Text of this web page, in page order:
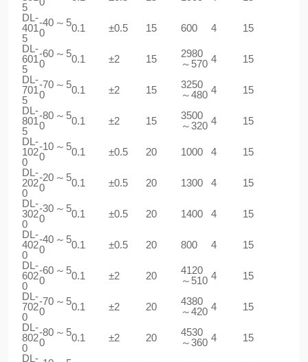
5
DL-
401
5
-40～5
0
0.1 ±0.5 15 600 4
15
DL-
601
5
-60～5
0
0.1 ±2 15
2980
～570 4
15
DL-
701
5
-70～5
0
0.1 ±2 15
3250
～480 4
15
DL-
801
5
-80～5
0
0.1 ±2 15
3500
～320 4
15
DL-
102
0
-10～5
0
0.1 ±0.5 20 1000 4
15
DL-
202
0
-20～5
0
0.1 ±0.5 20 1300 4
15
DL-
302
0
-30～5
0
0.1 ±0.5 20 1400 4
15
DL-
402
0
-40～5
0
0.1 ±0.5 20 800 4
15
DL-
602
0
-60～5
0
0.1 ±2 20
4120
～510 4
15
DL-
702
0
-70～5
0
0.1 ±2 20
4380
～420 4
15
DL-
802
0
-80～5
0
0.1 ±2 20
4530
～360 4
15
DL-